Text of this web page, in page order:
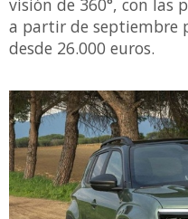
visión de 360°, con las
a partir de septiembre
desde 26.000 euros.